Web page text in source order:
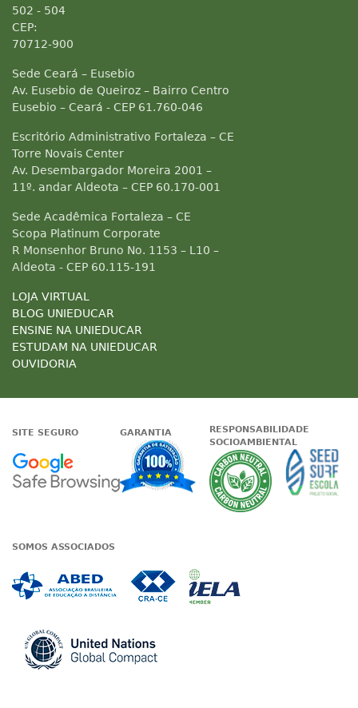
502 - 504
CEP:
70712-900
Sede Ceará – Eusebio
Av. Eusebio de Queiroz – Bairro Centro
Eusebio – Ceará - CEP 61.760-046
Escritório Administrativo Fortaleza – CE
Torre Novais Center
Av. Desembargador Moreira 2001 –
11º. andar Aldeota – CEP 60.170-001
Sede Acadêmica Fortaleza – CE
Scopa Platinum Corporate
R Monsenhor Bruno No. 1153 – L10 –
Aldeota - CEP 60.115-191
LOJA VIRTUAL
BLOG UNIEDUCAR
ENSINE NA UNIEDUCAR
ESTUDAM NA UNIEDUCAR
OUVIDORIA
SITE SEGURO
Google - Status do site no
GARANTIA
Garantia de
RESPONSABILIDADE
SOCIOAMBIENTAL
A
SOMOS ASSOCIADOS